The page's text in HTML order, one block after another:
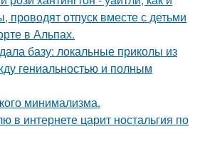
проводят отпуск вместе с детьми
в Альпах.
базу: локальные приколы из
гениальностью и полным
минимализма.
в интернете царит ностальгия по